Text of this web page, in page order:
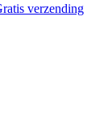
verzending